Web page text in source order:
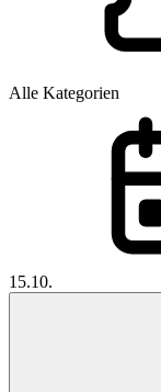
Alle Kategorien
15.10.